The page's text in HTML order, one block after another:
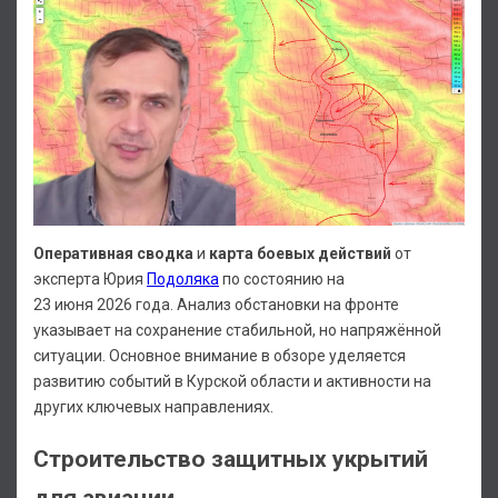
Оперативная сводка и карта боевых действий от
эксперта Юрия Подолякапо состоянию на
23 июня 2026 года. Анализ обстановки на фронте
указывает на сохранение стабильной, но напряжённой
ситуации. Основное внимание в обзоре уделяется
развитию событий в Курской области и активности на
других ключевых направлениях.
Строительство защитных укрытий